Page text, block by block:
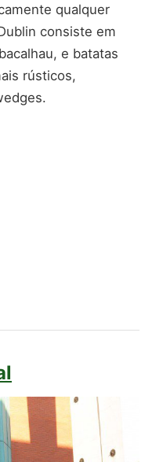
qualquer
consiste em
e batatas
rústicos,